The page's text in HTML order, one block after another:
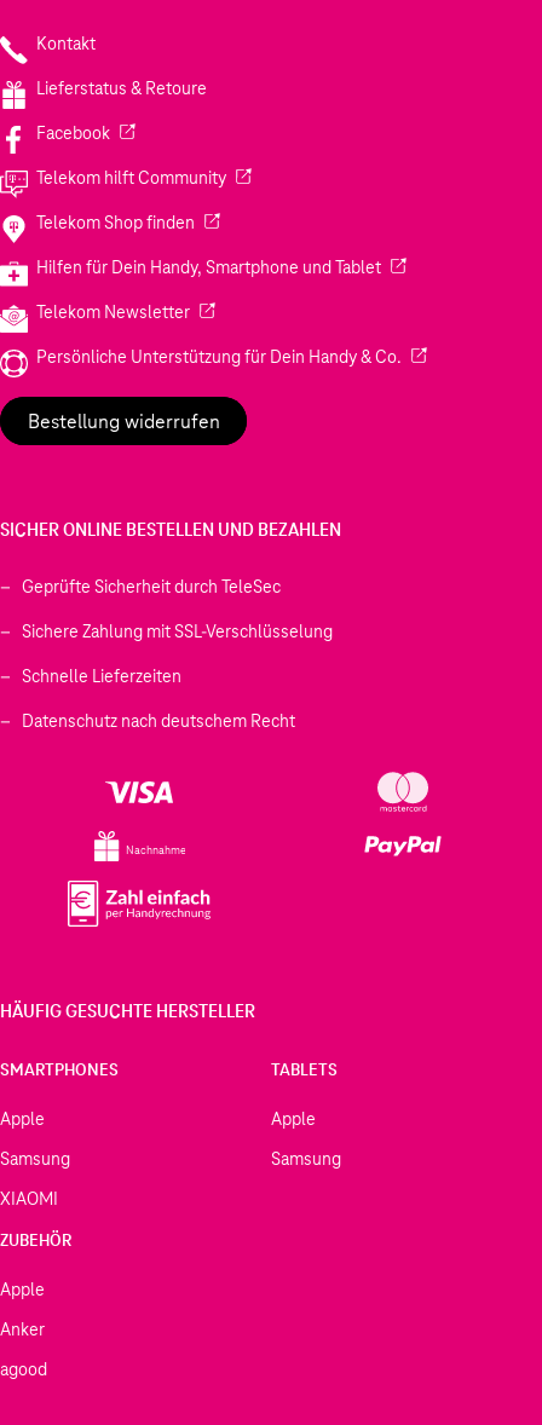
Kontakt
Lieferstatus & Retoure
Facebook(Wird in einem neuen Tab geöffnet)
Telekom hilft Community(Wird in einem neuen Tab geöffnet)
Telekom Shop finden (Wird in einem neuen Tab geöffnet)
Hilfen für Dein Handy, Smartphone und Tablet(Wird in einem
Telekom Newsletter(Wird in einem neuen Tab geöffnet)
Persönliche Unterstützung für Dein Handy & Co. (Wird in einem
Bestellung widerrufen
SICHER ONLINE BESTELLEN UND BEZAHLEN
Geprüfte Sicherheit durch TeleSec
Sichere Zahlung mit SSL-Verschlüsselung
Schnelle Lieferzeiten
Datenschutz nach deutschem Recht
Nachnahme
HÄUFIG GESUCHTE HERSTELLER
SMARTPHONES
Apple
Samsung
XIAOMI
TABLETS
Apple
Samsung
ZUBEHÖR
Apple
Anker
agood